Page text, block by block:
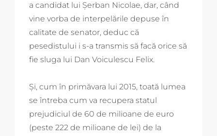
a candidat lui Șerban Nicolae, dar, când
vine vorba de interpelările depuse în
calitate de senator, deduc că
pesedistului i s-a transmis să facă orice să
fie sluga lui Dan Voiculescu Felix.
Și, cum în primăvara lui 2015, toată lumea
se întreba cum va recupera statul
prejudiciul de 60 de milioane de euro
(peste 222 de milioane de lei) de la